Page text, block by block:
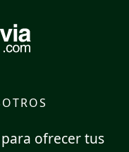
ofrecer tus